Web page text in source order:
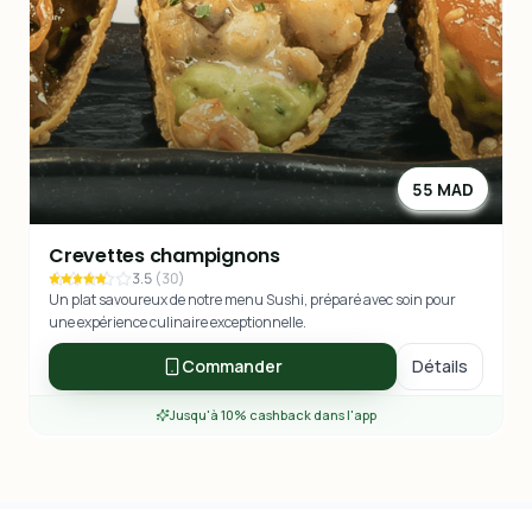
55 MAD
Crevettes champignons
3.5 (30)
Un plat savoureux de notre menu Sushi, préparé avec soin pour
une expérience culinaire exceptionnelle.
Commander Détails
Jusqu'à 10% cashback dans l'app